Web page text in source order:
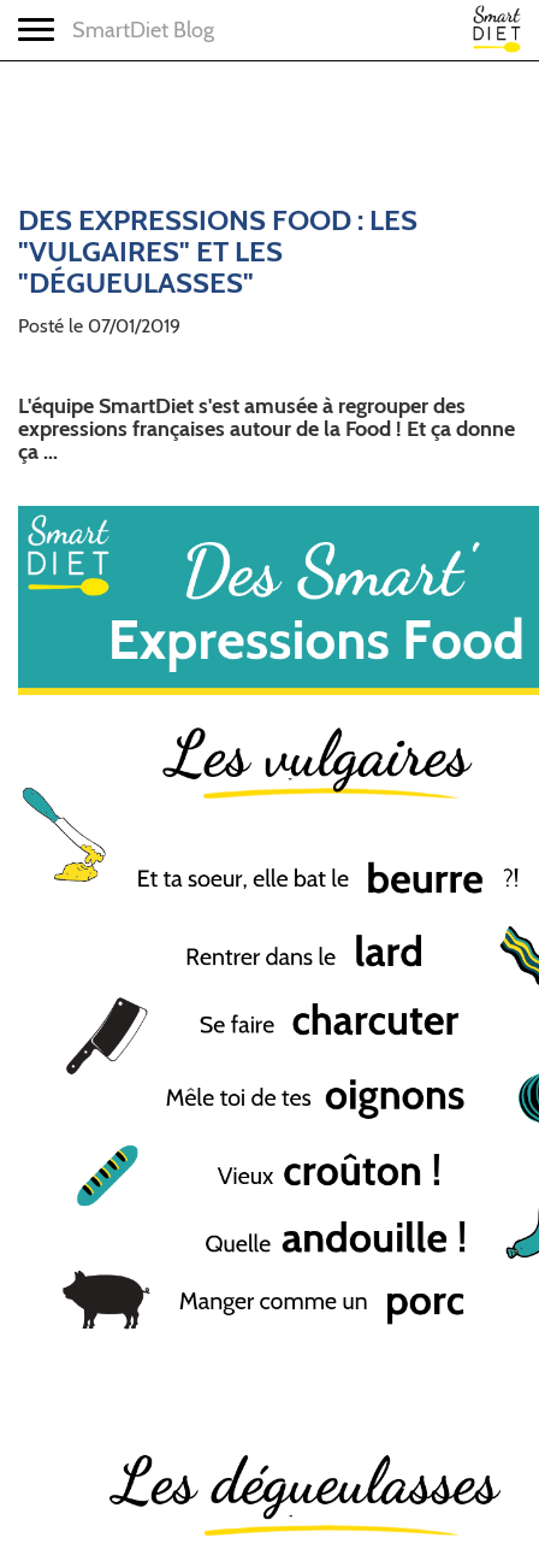
SmartDiet Blog
DES EXPRESSIONS FOOD : LES
"VULGAIRES" ET LES
"DÉGUEULASSES"
Posté le 07/01/2019
L'équipe SmartDiet s'est amusée à regrouper des
expressions françaises autour de la Food ! Et ça donne
ça ...